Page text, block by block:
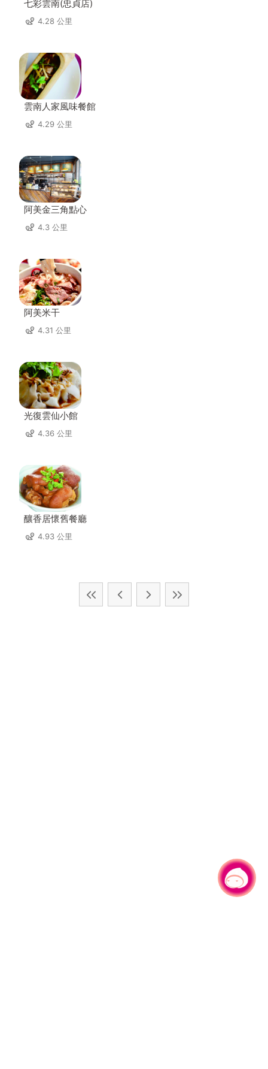
七彩雲南(忠貞店)
4.28 公里
雲南人家風味餐館
4.29 公里
阿美金三角點心
4.3 公里
阿美米干
4.31 公里
光復雲仙小館
4.36 公里
釀香居懷舊餐廳
4.93 公里